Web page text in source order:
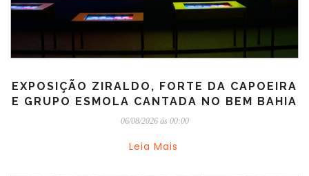
EXPOSIÇÃO ZIRALDO, FORTE DA CAPOEIRA
E GRUPO ESMOLA CANTADA NO BEM BAHIA
06/08/2026 ás 00:00
Leia Mais